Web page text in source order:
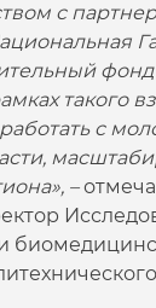
с
такого
с
–